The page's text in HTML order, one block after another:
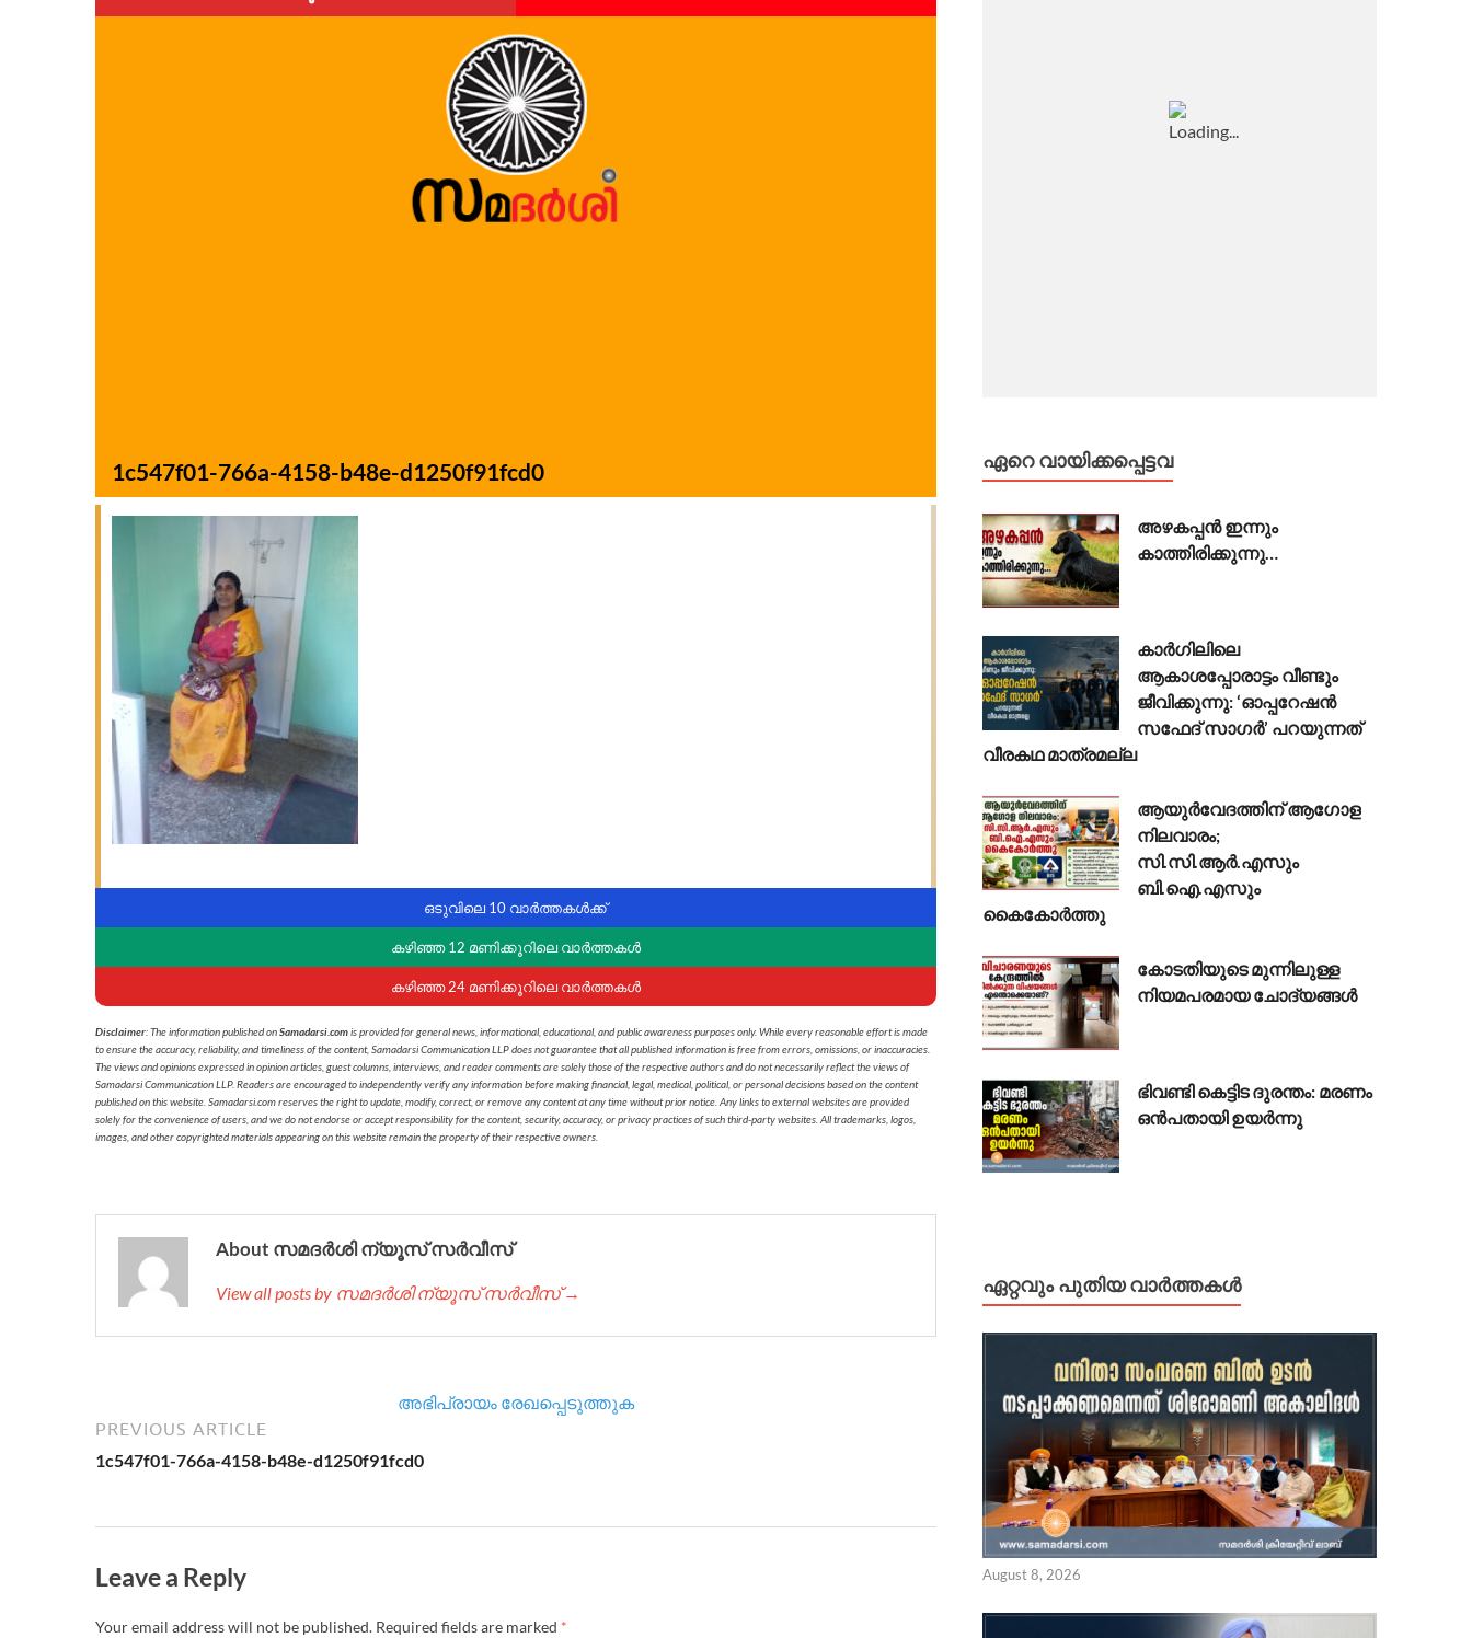
1c547f01-766a-4158-b48e-d1250f91fcd0
ഒടുവിലെ 10 വാർത്തകൾക്ക്
കഴിഞ്ഞ 12 മണിക്കൂറിലെ വാർത്തകൾ
കഴിഞ്ഞ 24 മണിക്കൂറിലെ വാർത്തകൾ
Disclaimer: The information published onSamadarsi.comis provided for general news, informational, educational, and public awareness purposes only. While every reasonable effort is made
to ensure the accuracy, reliability, and timeliness of the content, Samadarsi Communication LLP does not guarantee that all published information is free from errors, omissions, or inaccuracies.
The views and opinions expressed in opinion articles, guest columns, interviews, and reader comments are solely those of the respective authors and do not necessarily reflect the views of
Samadarsi Communication LLP. Readers are encouraged to independently verify any information before making financial, legal, medical, political, or personal decisions based on the content
published on this website. Samadarsi.com reserves the right to update, modify, correct, or remove any content at any time without prior notice. Any links to external websites are provided
solely for the convenience of users, and we do not endorse or accept responsibility for the content, security, accuracy, or privacy practices of such third-party websites. All trademarks, logos,
images, and other copyrighted materials appearing on this website remain the property of their respective owners.
About സമദർശി ന്യൂസ് സർവീസ്
View all posts by സമദർശി ന്യൂസ് സർവീസ് →
അഭിപ്രായം രേഖപ്പെടുത്തുക
PREVIOUS ARTICLE
1c547f01-766a-4158-b48e-d1250f91fcd0
Leave a Reply
Your email address will not be published. Required fields are marked *
ഏറെ വായിക്കപ്പെട്ടവ
അഴകപ്പൻ ഇന്നും
കാത്തിരിക്കുന്നു…
കാർഗിലിലെ
ആകാശപ്പോരാട്ടം വീണ്ടും
ജീവിക്കുന്നു: ‘ഓപ്പറേഷൻ
സഫേദ് സാഗർ’ പറയുന്നത്
വീരകഥ മാത്രമല്ല
ആയുർവേദത്തിന് ആഗോള
നിലവാരം;
സി.സി.ആർ.എസും
ബി.ഐ.എസും
കൈകോർത്തു
കോടതിയുടെ മുന്നിലുള്ള
നിയമപരമായ ചോദ്യങ്ങൾ
ഭിവണ്ടി കെട്ടിട ദുരന്തം: മരണം
ഒൻപതായി ഉയർന്നു
ഏറ്റവും പുതിയ വാർത്തകൾ
August 8, 2026